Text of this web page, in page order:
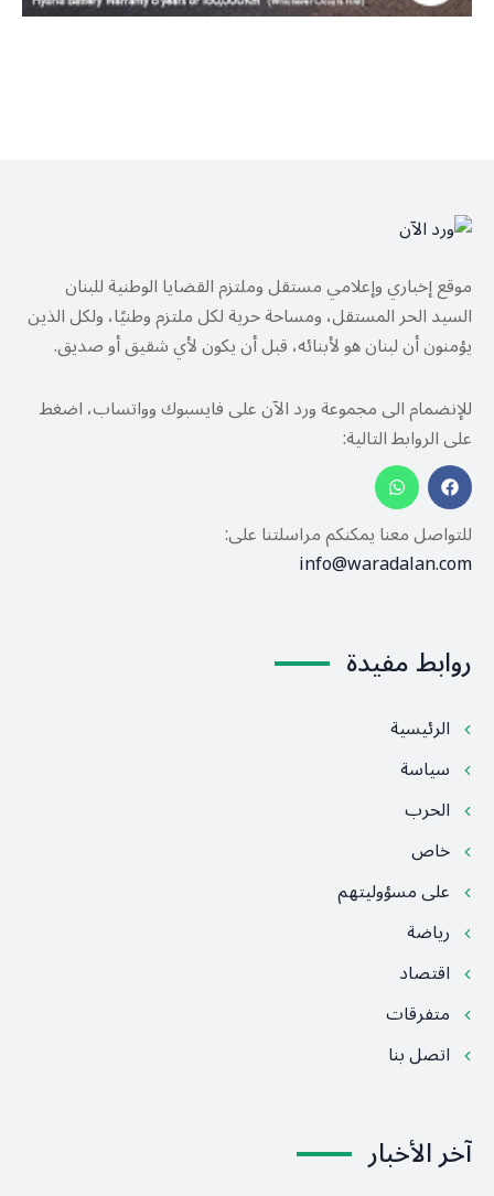
موقع إخباري وإعلامي مستقل وملتزم القضايا الوطنية للبنان
السيد الحر المستقل، ومساحة حرية لكل ملتزم وطنيًا، ولكل الذين
يؤمنون أن لبنان هو لأبنائه، قبل أن يكون لأي شقيق أو صديق.
للإنضمام الى مجموعة ورد الآن على فايسبوك وواتساب، اضغط
على الروابط التالية:
للتواصل معنا يمكنكم مراسلتنا على:
info@waradalan.com
روابط مفيدة
الرئيسية
سياسة
الحرب
خاص
على مسؤوليتهم
رياضة
اقتصاد
متفرقات
اتصل بنا
آخر الأخبار